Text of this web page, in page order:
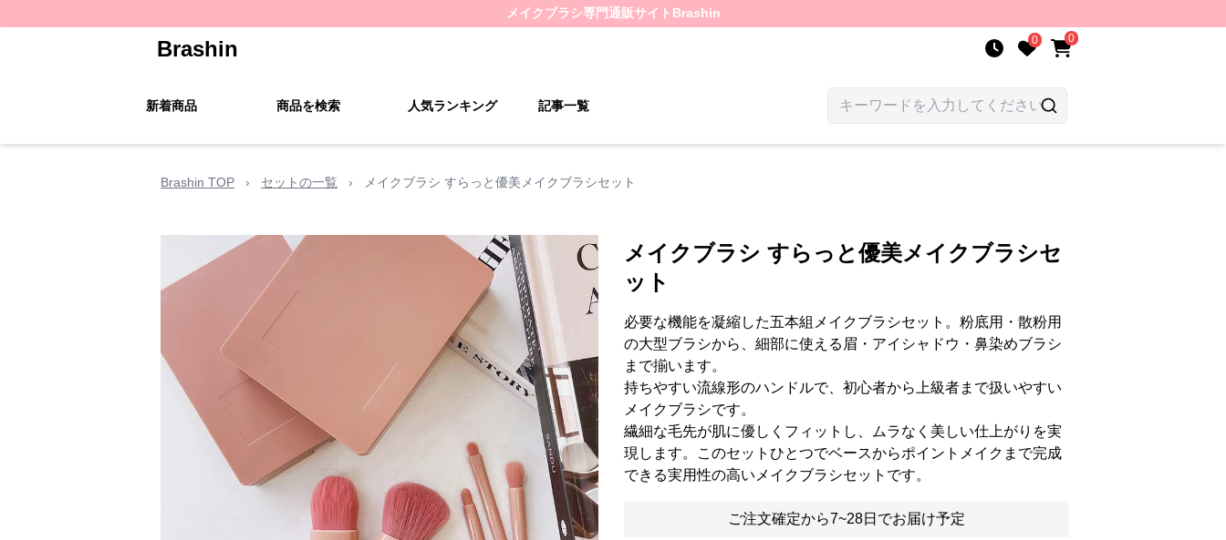
メイクブラシ専門通販サイト Brashin
Brashin 0 0
新着商品 商品を検索 人気ランキング 記事一覧
Brashin TOP › セットの一覧 › メイクブラシ すらっと優美メイクブラシセット
メイクブラシ すらっと優美メイクブラシセ
ット
必要な機能を凝縮した五本組メイクブラシセット。粉底用・散粉用
の大型ブラシから、細部に使える眉・アイシャドウ・鼻染めブラシ
まで揃います。
持ちやすい流線形のハンドルで、初心者から上級者まで扱いやすい
メイクブラシです。
繊細な毛先が肌に優しくフィットし、ムラなく美しい仕上がりを実
現します。このセットひとつでベースからポイントメイクまで完成
できる実用性の高いメイクブラシセットです。
ご注文確定から7~28日でお届け予定